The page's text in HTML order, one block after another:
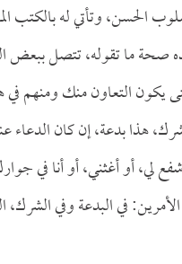
الحسن، وتأتي له بالكتب
ما تقوله، تتصل ببعض
التعاون منك ومنهم في
هذا بدعة، إن كان الدعاء
لي، أو أغثني، أو أنا في
في البدعة وفي الشرك،